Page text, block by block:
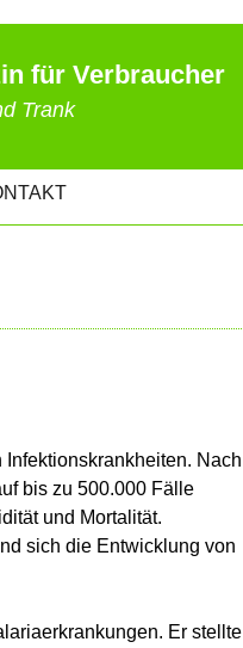
für Verbraucher
Trank
Nach
bis zu 500.000 Fälle
und Mortalität.
sich die Entwicklung von
Er stellte